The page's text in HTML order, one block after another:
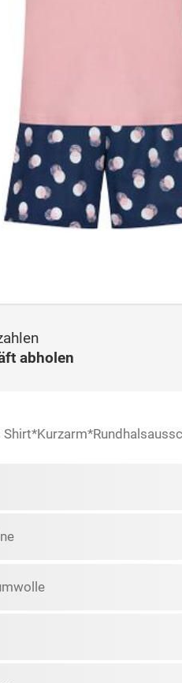
abholen